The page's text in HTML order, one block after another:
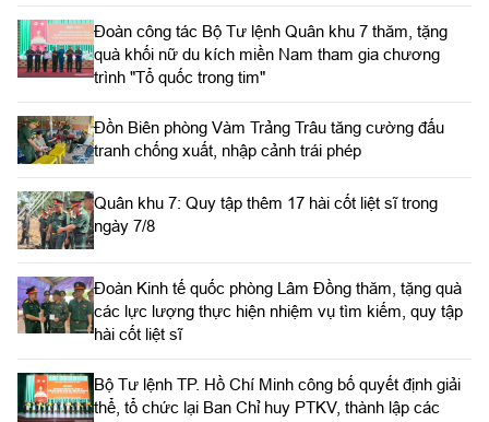
Đoàn công tác Bộ Tư lệnh Quân khu 7 thăm, tặng
quà khối nữ du kích miền Nam tham gia chương
trình "Tổ quốc trong tim"
Đồn Biên phòng Vàm Trảng Trâu tăng cường đấu
tranh chống xuất, nhập cảnh trái phép
Quân khu 7: Quy tập thêm 17 hài cốt liệt sĩ trong
ngày 7/8
Đoàn Kinh tế quốc phòng Lâm Đồng thăm, tặng quà
các lực lượng thực hiện nhiệm vụ tìm kiếm, quy tập
hài cốt liệt sĩ
Bộ Tư lệnh TP. Hồ Chí Minh công bố quyết định giải
thể, tổ chức lại Ban Chỉ huy PTKV, thành lập các